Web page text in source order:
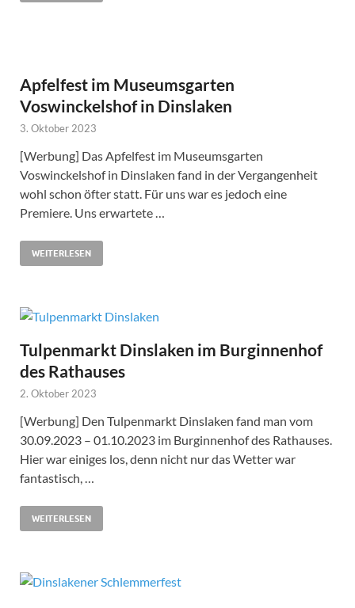
Apfelfest im Museumsgarten
Voswinckelshof in Dinslaken
3. Oktober 2023
[Werbung] Das Apfelfest im Museumsgarten
Voswinckelshof in Dinslaken fand in der Vergangenheit
wohl schon öfter statt. Für uns war es jedoch eine
Premiere. Uns erwartete …
WEITERLESEN
Tulpenmarkt Dinslaken im Burginnenhof
des Rathauses
2. Oktober 2023
[Werbung] Den Tulpenmarkt Dinslaken fand man vom
30.09.2023 – 01.10.2023 im Burginnenhof des Rathauses.
Hier war einiges los, denn nicht nur das Wetter war
fantastisch, …
WEITERLESEN